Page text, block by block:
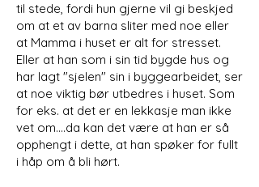
til stede, fordi hun gjerne vil gi beskjed
om at et av barna sliter med noe eller
at Mamma i huset er alt for stresset.
Eller at han som i sin tid bygde hus og
har lagt "sjelen" sin i byggearbeidet, ser
at noe viktig bør utbedres i huset. Som
for eks. at det er en lekkasje man ikke
vet om....da kan det være at han er så
opphengt i dette, at han spøker for fullt
i håp om å bli hørt.